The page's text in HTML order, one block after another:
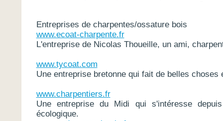
Entreprises de charpentes/ossature bois
www.ecoat-charpente.fr
L'entreprise de Nicolas Thoueille, un ami,
www.tycoat.com
Une entreprise bretonne qui fait de belles
www.charpentiers.fr
Une entreprise du Midi qui s'intéresse
écologique.